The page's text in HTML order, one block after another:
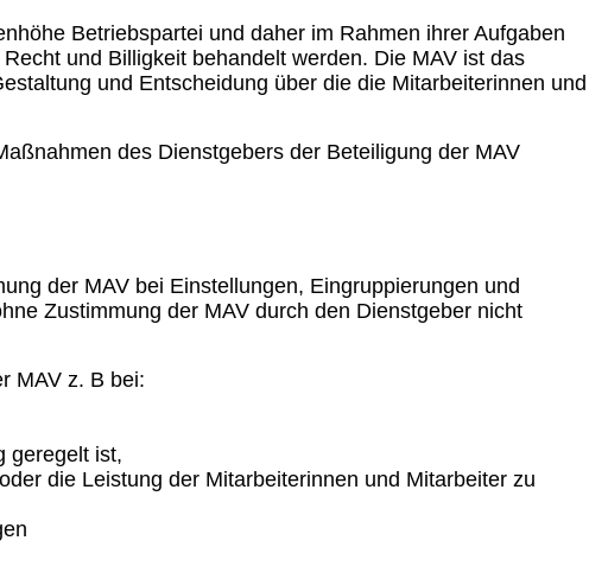
Betriebspartei und daher im Rahmen ihrer Aufgaben
und Billigkeit behandelt werden. Die MAV ist das
und Entscheidung über die die Mitarbeiterinnen und
des Dienstgebers der Beteiligung der MAV
der MAV bei Einstellungen, Eingruppierungen und
Zustimmung der MAV durch den Dienstgeber nicht
MAV z. B bei:
geregelt ist,
die Leistung der Mitarbeiterinnen und Mitarbeiter zu